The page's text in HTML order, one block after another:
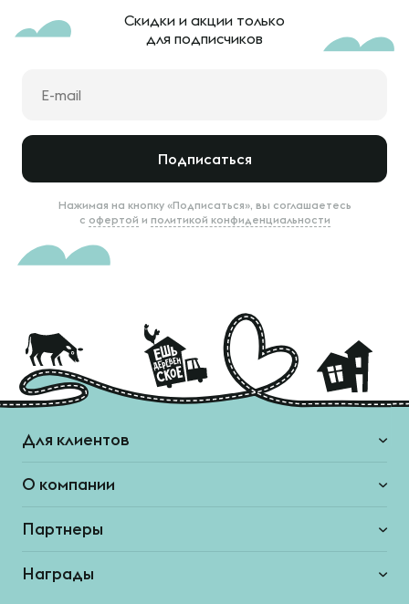
Скидки и акции только
для подписчиков
Подписаться
Нажимая на кнопку «Подписаться», вы соглашаетесь
с офертой и политикой конфиденциальности
Для клиентов
О компании
Партнеры
Награды